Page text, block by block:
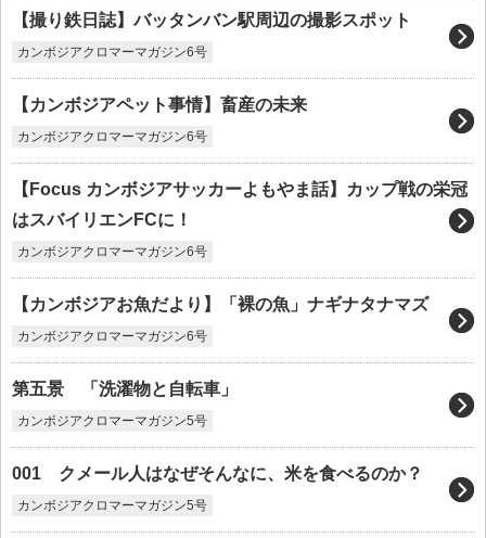
【撮り鉄日誌】バッタンバン駅周辺の撮影スポット
カンボジアクロマーマガジン6号
【カンボジアペット事情】畜産の未来
カンボジアクロマーマガジン6号
【Focus カンボジアサッカーよもやま話】カップ戦の栄冠
はスバイリエンFCに！
カンボジアクロマーマガジン6号
【カンボジアお魚だより】「裸の魚」ナギナタナマズ
カンボジアクロマーマガジン6号
第五景 「洗濯物と自転車」
カンボジアクロマーマガジン5号
001 クメール人はなぜそんなに、米を食べるのか？
カンボジアクロマーマガジン5号